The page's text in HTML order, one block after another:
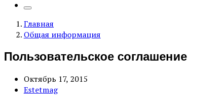
Главная
Общая информация
Пользовательское соглашение
Октябрь 17, 2015
Estetmag